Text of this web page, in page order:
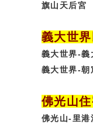
旗山天后宮
義大世
義大世界-義
義大世界-朝
佛光山
佛光山-里港